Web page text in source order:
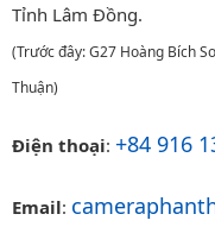
Tỉnh Lâm Đồng.
(Trước đây: G27 Hoàng Bích
Thuận)
Điện thoại: +84 916
Email: